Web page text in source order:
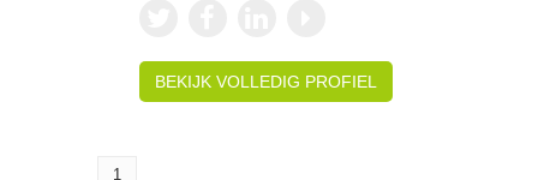
BEKIJK VOLLEDIG PROFIEL
1